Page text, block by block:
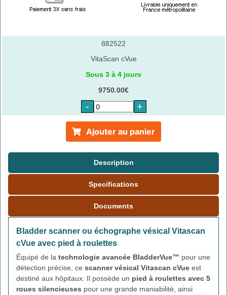
882522
VitaScan cVue
Sous 3 à 4 jours
9750.00€
- +
Ajouter au panier
Description
Specifications
Documents
Bladder scanner ou échographe vésical Vitascan
cVue avec pied à roulettes
Équipé de la technologie avancée BladderVue™ pour une
détection précise, ce scanner vésical Vitascan cVue est
destiné aux hôpitaux. Il possède un pied à roulettes avec 5
roues silencieuses pour une grande maniabilité, ainsi